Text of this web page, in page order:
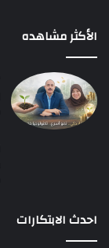
الأكثر مشاهده
احدث الابتكارات